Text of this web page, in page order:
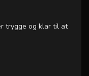
trygge og klar til at